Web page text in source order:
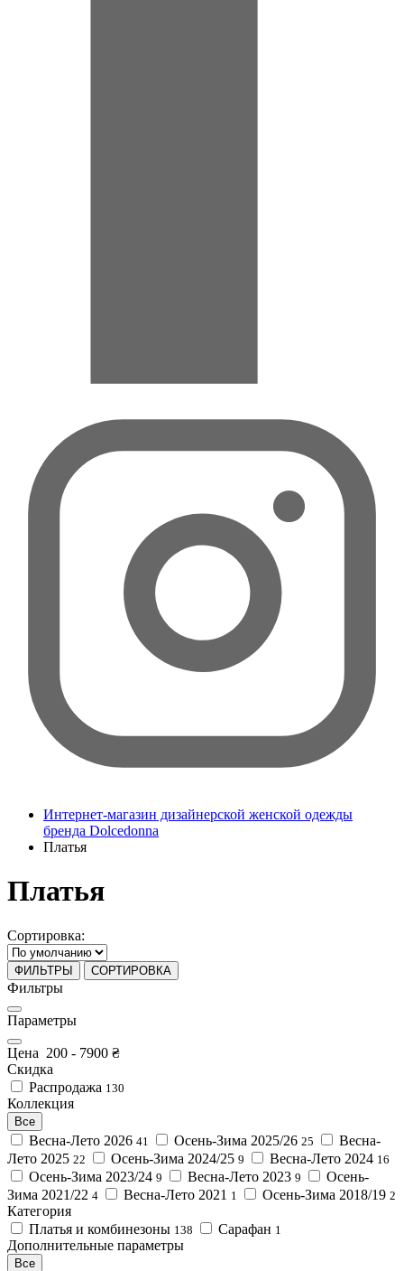
Интернет-магазин дизайнерской женской одежды
бренда Dolcedonna
Платья
Платья
Сортировка:
ФИЛЬТРЫ СОРТИРОВКА
Фильтры
Параметры
Цена 200 - 7900 ₴
Скидка
Распродажа 130
Коллекция
Все
Весна-Лето 2026 41 Осень-Зима 2025/26 25
Весна-
Лето 2025 22 Осень-Зима 2024/25 9 Весна-Лето 2024 16
Осень-Зима 2023/24 9 Весна-Лето 2023 9
Осень-
Зима 2021/22 4 Весна-Лето 2021 1 Осень-Зима 2018/19 2
Категория
Платья и комбинезоны 138 Сарафан 1
Дополнительные параметры
Все